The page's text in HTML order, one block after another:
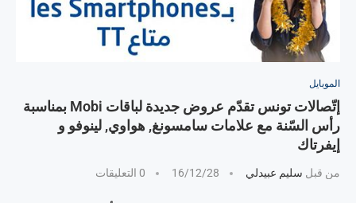
الموبايل
إتّصالات تونس تقدّم عروض جديدة لباقات Mobi بمناسبة
رأس السّنة مع علامات سامسونغ, هواوي, لينوفو و
إيفرتاك
من قبل سليم عبيدلي 16/12/28 0 التعليقات